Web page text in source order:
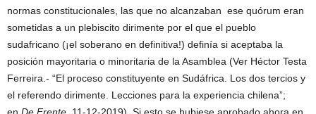
normas constitucionales, las que no alcanzaban ese quórum eran
sometidas a un plebiscito dirimente por el que el pueblo
sudafricano (¡el soberano en definitiva!) definía si aceptaba la
posición mayoritaria o minoritaria de la Asamblea (Ver Héctor Testa
Ferreira.- “El proceso constituyente en Sudáfrica. Los dos tercios y
el referendo dirimente. Lecciones para la experiencia chilena”;